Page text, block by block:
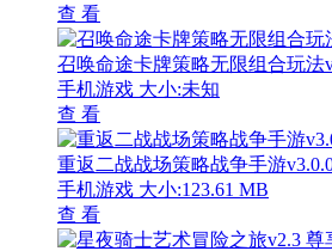
查 看
召唤命途卡牌策略无限组合玩法
手机游戏 大小:未知
查 看
重返二战战场策略战争手游
手机游戏 大小:123.61 MB
查 看